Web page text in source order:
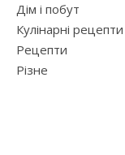
Дім і побут
Кулінарні рецепти
Рецепти
Різне